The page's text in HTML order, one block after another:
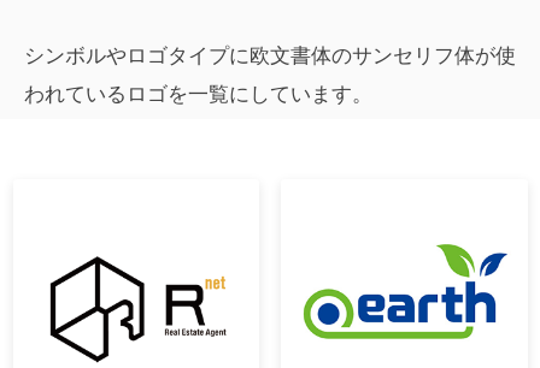
シンボルやロゴタイプに欧文書体のサンセリフ体が使
われているロゴを一覧にしています。